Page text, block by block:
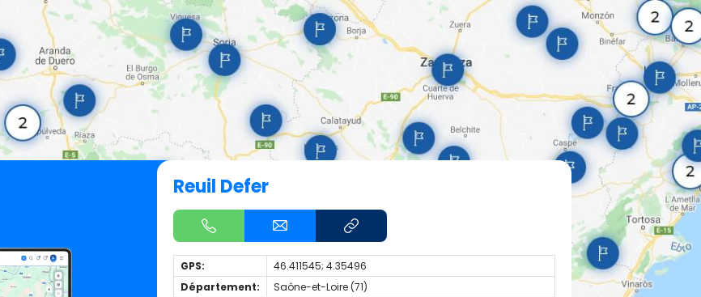
Reuil Defer
GPS:
46.411545; 4.35496
Département:
Saône-et-Loire (71)